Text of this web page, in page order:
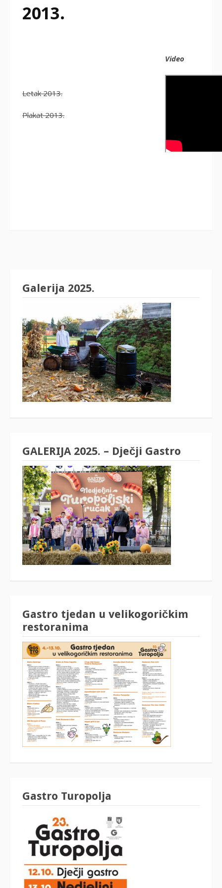
2013.
Letak 2013.
Plakat 2013.
Video
Galerija 2025.
GALERIJA 2025. – Dječji Gastro
Gastro tjedan u velikogoričkim
restoranima
Gastro Turopolja